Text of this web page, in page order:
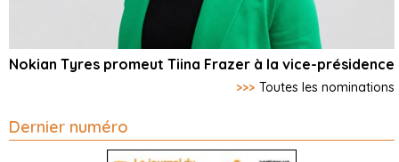
Nokian Tyres promeut Tiina Frazer à la vice-présidence
>>> Toutes les nominations
Dernier numéro